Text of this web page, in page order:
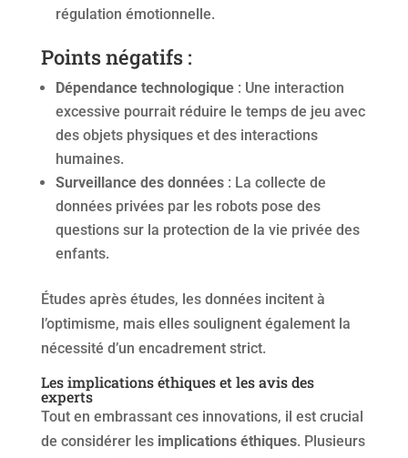
régulation émotionnelle.
Points négatifs :
Dépendance technologique: Une interaction
excessive pourrait réduire le temps de jeu avec
des objets physiques et des interactions
humaines.
Surveillance des données: La collecte de
données privées par les robots pose des
questions sur la protection de la vie privée des
enfants.
Études après études, les données incitent à
l’optimisme, mais elles soulignent également la
nécessité d’un encadrement strict.
Les implications éthiques et les avis des
experts
Tout en embrassant ces innovations, il est crucial
de considérer les implications éthiques. Plusieurs